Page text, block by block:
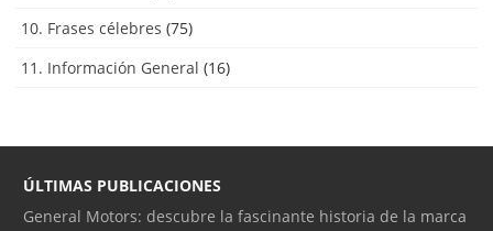
10. Frases célebres (75)
11. Información General (16)
ÚLTIMAS PUBLICACIONES
General Motors: descubre la fascinante historia de la marca